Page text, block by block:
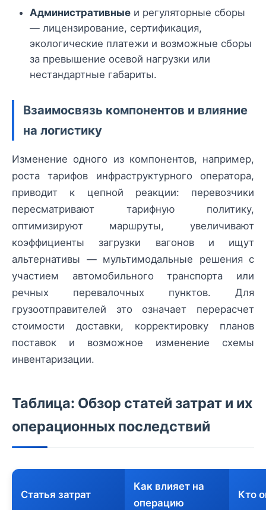
Административные и регуляторные сборы
— лицензирование, сертификация,
экологические платежи и возможные сборы
за превышение осевой нагрузки или
нестандартные габариты.
Взаимосвязь компонентов и влияние
на логистику
Изменение одного из компонентов, например,
роста тарифов инфраструктурного оператора,
приводит к цепной реакции: перевозчики
пересматривают тарифную политику,
оптимизируют маршруты, увеличивают
коэффициенты загрузки вагонов и ищут
альтернативы — мультимодальные решения с
участием автомобильного транспорта или
речных перевалочных пунктов. Для
грузоотправителей это означает перерасчет
стоимости доставки, корректировку планов
поставок и возможное изменение схемы
инвентаризации.
Таблица: Обзор статей затрат и их
операционных последствий
Статья затрат
Как влияет на
операцию
Кто